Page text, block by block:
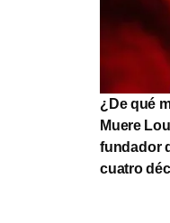
¿De qué
Muere
fundador
cuatro